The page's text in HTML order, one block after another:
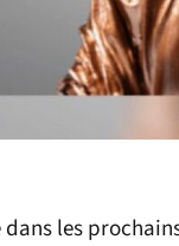
dans les